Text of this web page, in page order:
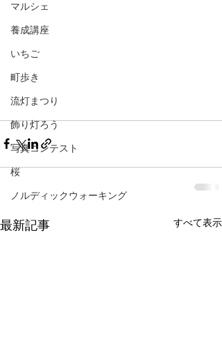
マルシェ
養成講座
いちご
町歩き
流灯まつり
飾り灯ろう
写真コンテスト
桜
ノルディックウォーキング
最新記事 すべて表示